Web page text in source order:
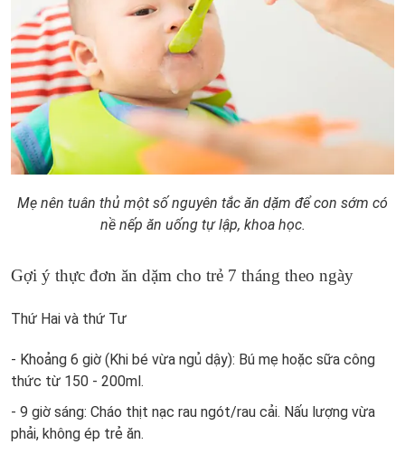
Mẹ nên tuân thủ một số nguyên tắc ăn dặm để con sớm có
nề nếp ăn uống tự lập, khoa học.
Gợi ý thực đơn ăn dặm cho trẻ 7 tháng theo ngày
Thứ Hai và thứ Tư
- Khoảng 6 giờ (Khi bé vừa ngủ dậy): Bú mẹ hoặc sữa công
thức từ 150 - 200ml.
- 9 giờ sáng: Cháo thịt nạc rau ngót/rau cải. Nấu lượng vừa
phải, không ép trẻ ăn.